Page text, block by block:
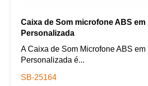
Caixa de Som microfone ABS em
Personalizada
A Caixa de Som Microfone ABS em
Personalizada é...
SB-25164